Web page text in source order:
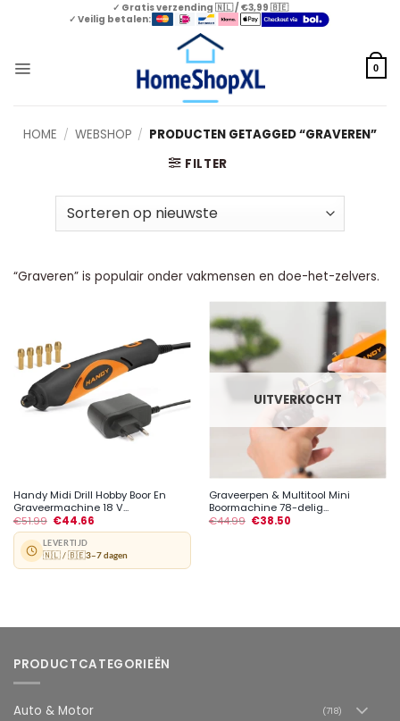
✓ Gratis verzending 🇳🇱 / €3,99 🇧🇪
✓ Veilig betalen:
0
HOME / WEBSHOP / PRODUCTEN GETAGGED “GRAVEREN”
FILTER
“Graveren” is populair onder vakmensen en doe-het-zelvers.
Handy Midi Drill Hobby Boor En
Graveermachine 18 V...
€51.99 €44.66
LEVERTIJD
🇳🇱 / 🇧🇪3–7 dagen
UITVERKOCHT
Graveerpen & Multitool Mini
Boormachine 78-delig...
€44.99 €38.50
PRODUCTCATEGORIEËN
Auto & Motor (718)